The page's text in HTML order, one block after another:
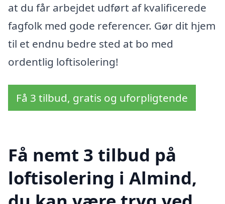
at du får arbejdet udført af kvalificerede
fagfolk med gode referencer. Gør dit hjem
til et endnu bedre sted at bo med
ordentlig loftisolering!
Få 3 tilbud, gratis og uforpligtende
Få nemt 3 tilbud på
loftisolering i Almind,